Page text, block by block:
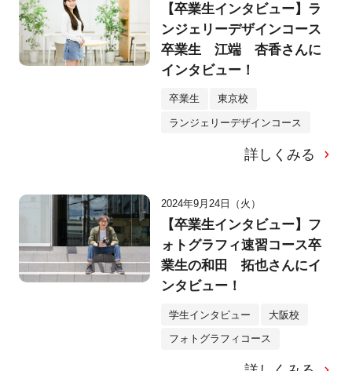
【卒業生インタビュー】ラ
ンジェリーデザインコース
卒業生 江端 杏香さんに
インタビュー！
卒業生 東京校
ランジェリーデザインコース
詳しくみる
2024年9月24日（火）
【卒業生インタビュー】フ
ォトグラフィ速習コース卒
業生の和田 拓也さんにイ
ンタビュー！
学生インタビュー 大阪校
フォトグラフィコース